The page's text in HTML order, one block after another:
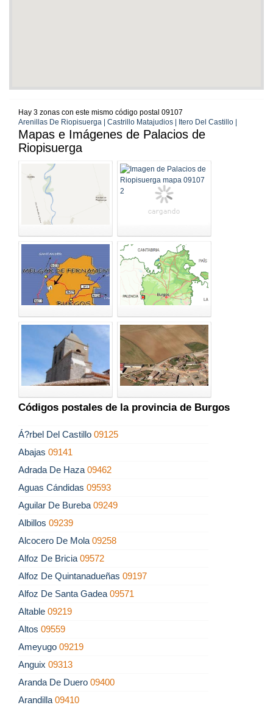
Hay 3 zonas con este mismo código postal 09107
Arenillas De Riopisuerga | Castrillo Matajudios | Itero Del Castillo |
Mapas e Imágenes de Palacios de
Riopisuerga
Códigos postales de la provincia de Burgos
Á?rbel Del Castillo 09125
Abajas 09141
Adrada De Haza 09462
Aguas Cándidas 09593
Aguilar De Bureba 09249
Albillos 09239
Alcocero De Mola 09258
Alfoz De Bricia 09572
Alfoz De Quintanadueñas 09197
Alfoz De Santa Gadea 09571
Altable 09219
Altos 09559
Ameyugo 09219
Anguix 09313
Aranda De Duero 09400
Arandilla 09410